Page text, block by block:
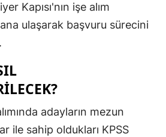
Kapısı'nın işe alım
ulaşarak başvuru sürecini
adayların mezun
ile sahip oldukları KPSS